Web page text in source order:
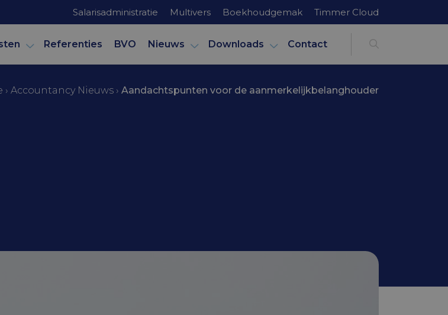
Salarisadministratie Multivers Boekhoudgemak Timmer Cloud
Referenties BVO Nieuws Downloads Contact
› Accountancy Nieuws › Aandachtspunten voor de aanmerkelijkbelanghouder